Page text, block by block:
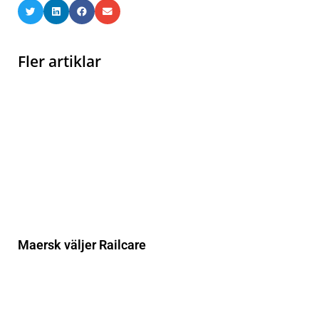
Fler artiklar
Maersk väljer Railcare